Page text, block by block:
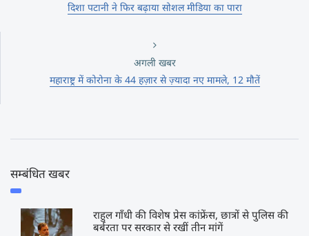
दिशा पटानी ने फिर बढ़ाया सोशल मीडिया का पारा
अगली खबर
महाराष्ट्र में कोरोना के 44 हज़ार से ज़्यादा नए मामले, 12 मौतें
सम्बंधित खबर
राहुल गाँधी की विशेष प्रेस कांफ्रेंस, छात्रों से पुलिस की
बर्बरता पर सरकार से रखीं तीन मांगें